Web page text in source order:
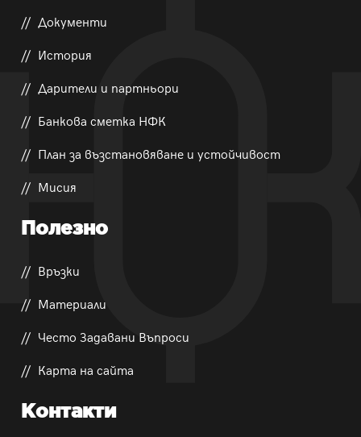
Документи
История
Дарители и партньори
Банкова сметка НФК
План за възстановяване и устойчивост
Мисия
Полезно
Връзки
Материали
Често Задавани Въпроси
Карта на сайта
Контакти